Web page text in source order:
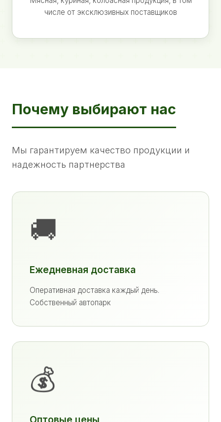
числе от эксклюзивных поставщиков
Почему выбирают нас
Мы гарантируем качество продукции и
надежность партнерства
🚚
Ежедневная доставка
Оперативная доставка каждый день.
Собственный автопарк
💰
Оптовые цены